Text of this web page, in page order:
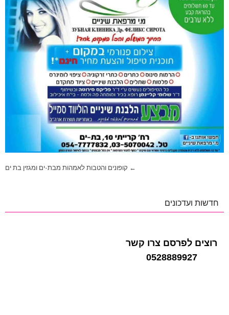
← קופונים והטבות לאמהות מבת-ים ומגזין בת ים
חדשות ועדכונים
רוצים לפרסם צרו קשר
0528889927